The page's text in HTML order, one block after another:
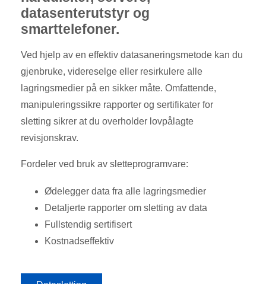
datasenterutstyr og
smarttelefoner.
Ved hjelp av en effektiv datasaneringsmetode kan du
gjenbruke, videreselge eller resirkulere alle
lagringsmedier på en sikker måte. Omfattende,
manipuleringssikre rapporter og sertifikater for
sletting sikrer at du overholder lovpålagte
revisjonskrav.
Fordeler ved bruk av sletteprogramvare:
Ødelegger data fra alle lagringsmedier
Detaljerte rapporter om sletting av data
Fullstendig sertifisert
Kostnadseffektiv